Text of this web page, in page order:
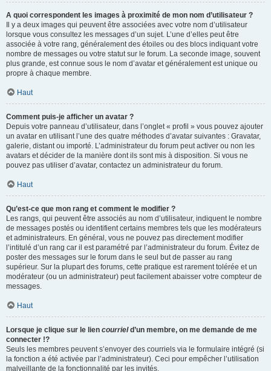
A quoi correspondent les images à proximité de mon nom d’utilisateur ?
Il y a deux images qui peuvent être associées avec votre nom d’utilisateur
lorsque vous consultez les messages d’un sujet. L’une d’elles peut être
associée à votre rang, généralement des étoiles ou des blocs indiquant votre
nombre de messages ou votre statut sur le forum. La seconde image, souvent
plus grande, est connue sous le nom d’avatar et généralement est unique ou
propre à chaque membre.
Haut
Comment puis-je afficher un avatar ?
Depuis votre panneau d’utilisateur, dans l’onglet « profil » vous pouvez ajouter
un avatar en utilisant l’une des quatre méthodes d’avatar suivantes : Gravatar,
galerie, distant ou importé. L’administrateur du forum peut activer ou non les
avatars et décider de la manière dont ils sont mis à disposition. Si vous ne
pouvez pas utiliser d’avatar, contactez un administrateur du forum.
Haut
Qu’est-ce que mon rang et comment le modifier ?
Les rangs, qui peuvent être associés au nom d’utilisateur, indiquent le nombre
de messages postés ou identifient certains membres tels que les modérateurs
et administrateurs. En général, vous ne pouvez pas directement modifier
l’intitulé d’un rang car il est paramétré par l’administrateur du forum. Évitez de
poster des messages sur le forum dans le seul but de passer au rang
supérieur. Sur la plupart des forums, cette pratique est rarement tolérée et un
modérateur (ou un administrateur) peut facilement abaisser votre compteur de
messages.
Haut
Lorsque je clique sur le lien courrield’un membre, on me demande de me
connecter !?
Seuls les membres peuvent s’envoyer des courriels via le formulaire intégré (si
la fonction a été activée par l’administrateur). Ceci pour empêcher l’utilisation
malveillante de la fonctionnalité par les invités.